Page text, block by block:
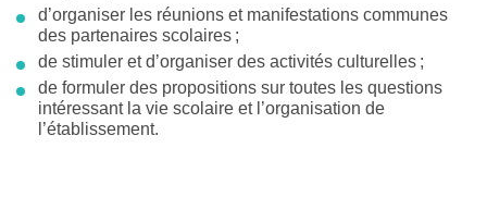
d’organiser les réunions et manifestations communes
des partenaires scolaires ;
de stimuler et d’organiser des activités culturelles ;
de formuler des propositions sur toutes les questions
intéressant la vie scolaire et l’organisation de
l’établissement.